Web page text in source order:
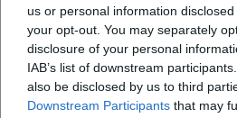
us or personal information
your opt-out. You may separately
disclosure of your personal
IAB’s list of downstream
also be disclosed by us to third
Downstream Participants that may